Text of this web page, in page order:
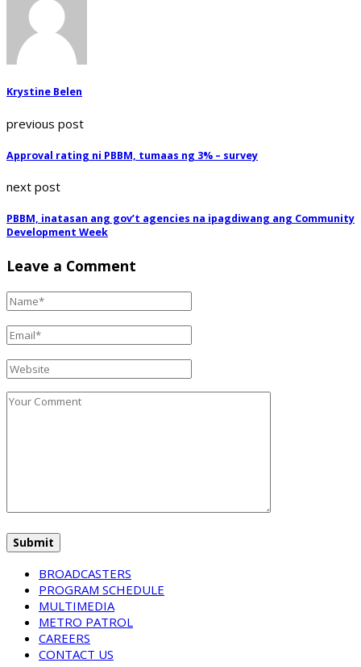
Krystine Belen
previous post
Approval rating ni PBBM, tumaas ng 3% – survey
next post
PBBM, inatasan ang gov’t agencies na ipagdiwang ang Community
Development Week
Leave a Comment
BROADCASTERS
PROGRAM SCHEDULE
MULTIMEDIA
METRO PATROL
CAREERS
CONTACT US